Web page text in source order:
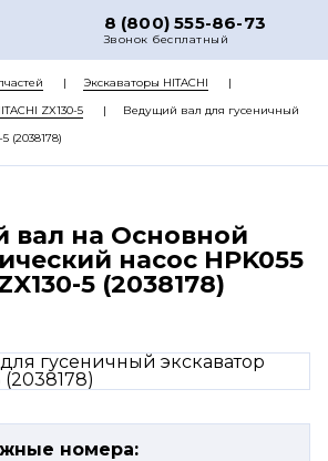
8 (800) 555-86-73
Звонок бесплатный
О НАС
ЗАПЧАСТЕЙ
РЕМОНТ
ЦЕНЫ
КОНТАКТЫ
Экскаваторы HITACHI
ZX130-5
Ведущий вал для гусеничный
(2038178)
вал на Основной
насос HPK055
5 (2038178)
номера: